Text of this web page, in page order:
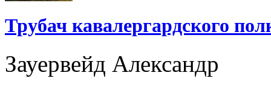
Трубач кавалергардского
Зауервейд Александр